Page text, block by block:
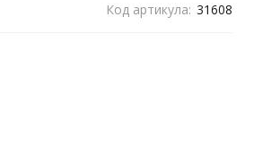
Код артикула: 31608